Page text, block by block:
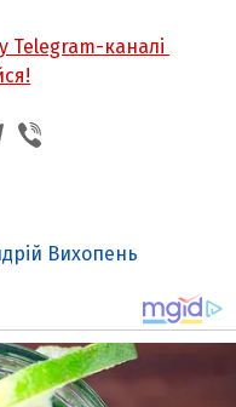
Telegram-каналі
Вихопень